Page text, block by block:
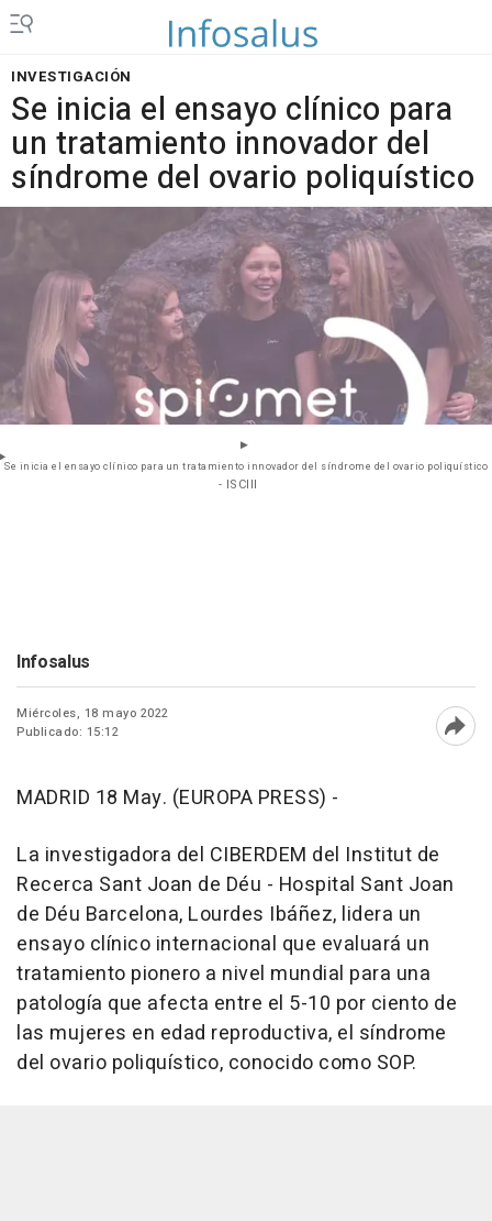
INVESTIGACIÓN
Se inicia el ensayo clínico para
un tratamiento innovador del
síndrome del ovario poliquístico
Se inicia el ensayo clínico para un tratamiento innovador del síndrome del ovario poliquístico
- ISCIII
Infosalus
Miércoles, 18 mayo 2022
Publicado: 15:12
MADRID 18 May. (EUROPA PRESS) -
La investigadora del CIBERDEM del Institut de
Recerca Sant Joan de Déu - Hospital Sant Joan
de Déu Barcelona, Lourdes Ibáñez, lidera un
ensayo clínico internacional que evaluará un
tratamiento pionero a nivel mundial para una
patología que afecta entre el 5-10 por ciento de
las mujeres en edad reproductiva, el síndrome
del ovario poliquístico, conocido como SOP.